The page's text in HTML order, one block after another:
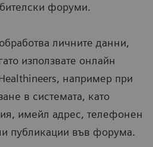
форуми.
личните данни,
използвате онлайн
например при
в системата, като
имейл адрес, телефонен
публикации във форума.